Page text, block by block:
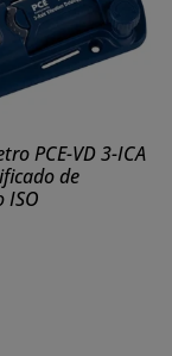
PCE-VD 3-ICA
de
ISO